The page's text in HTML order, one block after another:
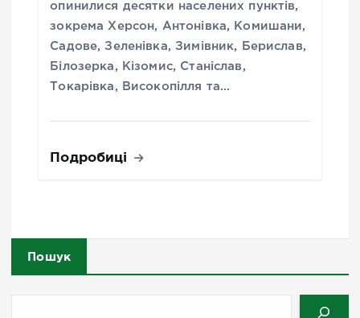
опинилися десятки населених пунктів,
зокрема Херсон, Антонівка, Комишани,
Садове, Зеленівка, Зимівник, Берислав,
Білозерка, Кізомис, Станіслав,
Токарівка, Високопілля та…
Подробиці
Пошук